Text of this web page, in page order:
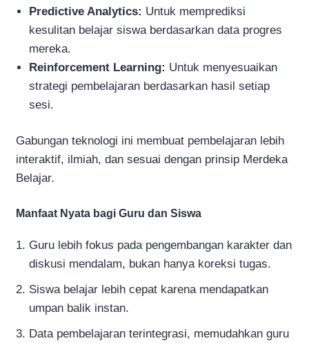
Predictive Analytics: Untuk memprediksi
kesulitan belajar siswa berdasarkan data progres
mereka.
Reinforcement Learning: Untuk menyesuaikan
strategi pembelajaran berdasarkan hasil setiap
sesi.
Gabungan teknologi ini membuat pembelajaran lebih
interaktif, ilmiah, dan sesuai dengan prinsip Merdeka
Belajar.
Manfaat Nyata bagi Guru dan Siswa
Guru lebih fokus pada pengembangan karakter dan
diskusi mendalam, bukan hanya koreksi tugas.
Siswa belajar lebih cepat karena mendapatkan
umpan balik instan.
Data pembelajaran terintegrasi, memudahkan guru